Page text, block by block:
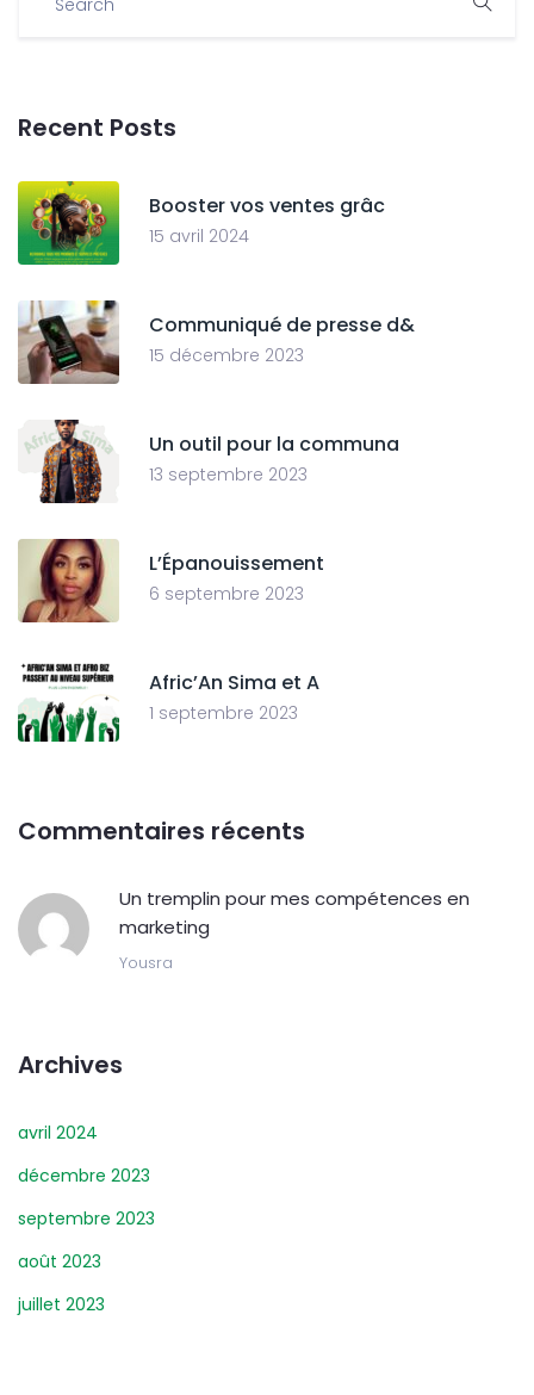
Recent Posts
Booster vos ventes grâc
15 avril 2024
Communiqué de presse d&
15 décembre 2023
Un outil pour la communa
13 septembre 2023
L’Épanouissement
6 septembre 2023
Afric’An Sima et A
1 septembre 2023
Commentaires récents
Un tremplin pour mes compétences en
marketing
Yousra
Archives
avril 2024
décembre 2023
septembre 2023
août 2023
juillet 2023